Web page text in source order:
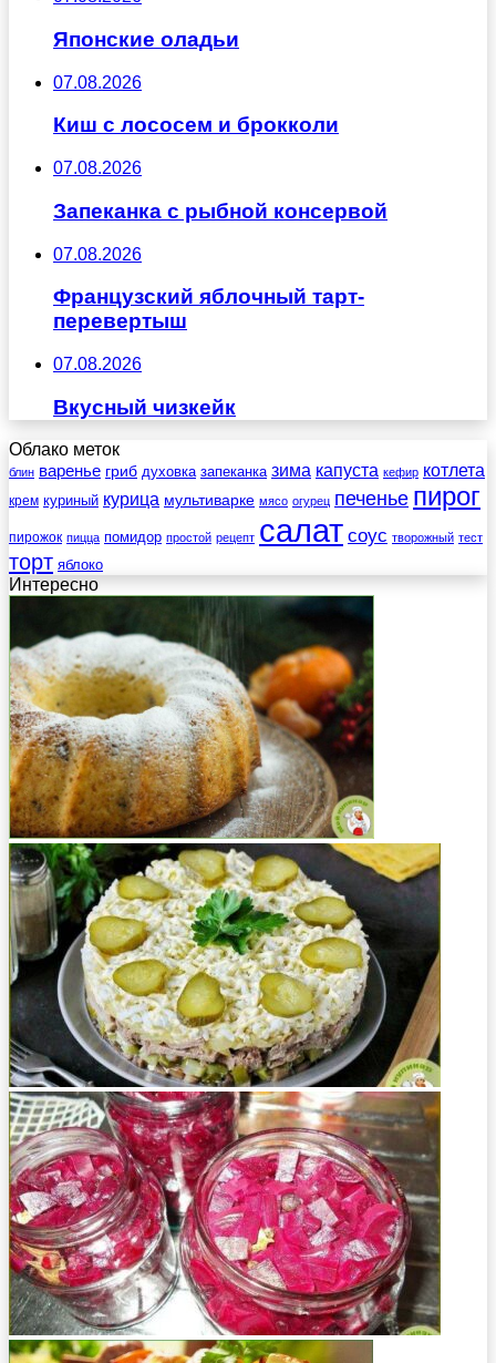
Японские оладьи
07.08.2026
Киш с лососем и брокколи
07.08.2026
Запеканка с рыбной консервой
07.08.2026
Французский яблочный тарт-
перевертыш
07.08.2026
Вкусный чизкейк
Облако меток
блин варенье гриб духовка запеканка зима капуста кефир котлета
крем куриный курица мультиварке мясо огурец печенье пирог
пирожок пицца помидор простой рецепт салат соус творожный тест
торт яблоко
Интересно